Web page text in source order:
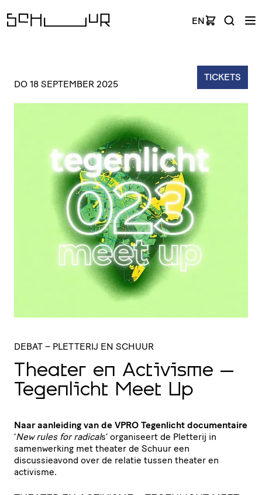
EN
TICKETS
DO 18 SEPTEMBER 2025
DEBAT – PLETTERIJ EN SCHUUR
Theater en Activisme –
Tegenlicht Meet Up
Naar aanleiding van de VPRO Tegenlicht documentaire
‘New rules for radicals’ organiseert de Pletterij in
samenwerking met theater de Schuur een
discussieavond over de relatie tussen theater en
activisme.